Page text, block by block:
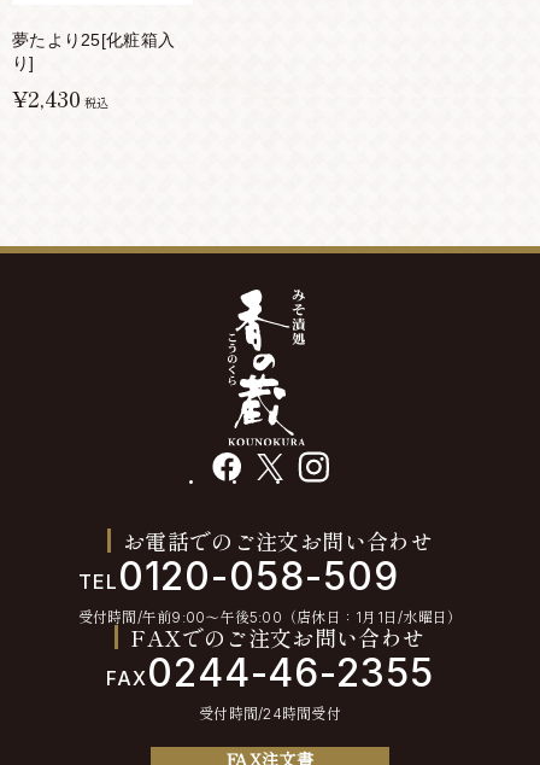
夢たより25[化粧箱入
り]
¥2,430 税込
facebook instagram
お電話でのご注文お問い合わせ
TEL 0120-058-509
受付時間/午前9:00〜午後5:00（店休日：1月1日/水曜日）
FAXでのご注文お問い合わせ
FAX0244-46-2355
受付時間/24時間受付
FAX注文書